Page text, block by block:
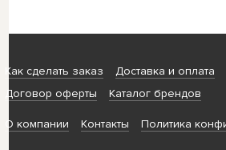
Как сделать заказ Доставка и оплата
Договор оферты
Каталог брендов
О компании Контакты Политика